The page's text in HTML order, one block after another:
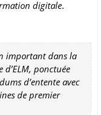
digitale.
important dans la
ponctuée
d’entente avec
de premier